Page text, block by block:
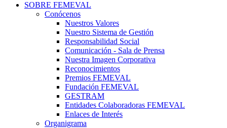
SOBRE FEMEVAL
Conócenos
Nuestros Valores
Nuestro Sistema de Gestión
Responsabilidad Social
Comunicación - Sala de Prensa
Nuestra Imagen Corporativa
Reconocimientos
Premios FEMEVAL
Fundación FEMEVAL
GESTRAM
Entidades Colaboradoras FEMEVAL
Enlaces de Interés
Organigrama